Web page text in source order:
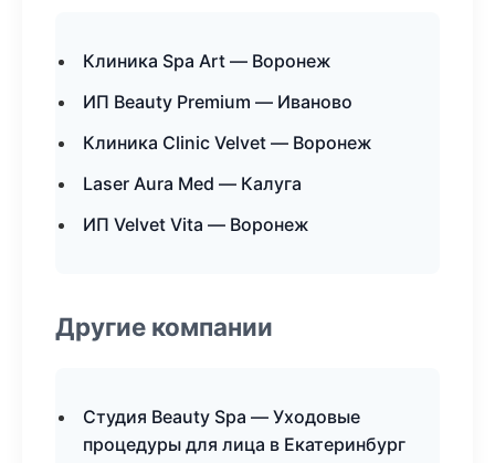
Клиника Spa Art — Воронеж
ИП Beauty Premium — Иваново
Клиника Clinic Velvet — Воронеж
Laser Aura Med — Калуга
ИП Velvet Vita — Воронеж
Другие компании
Студия Beauty Spa — Уходовые
процедуры для лица в Екатеринбург